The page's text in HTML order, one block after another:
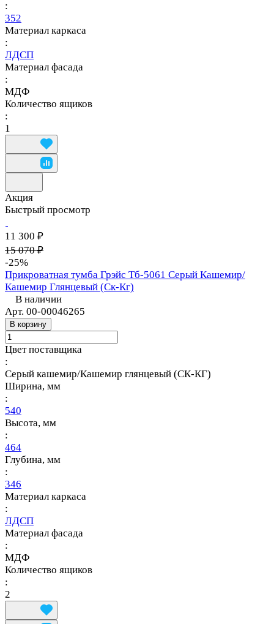
:
352
Материал каркаса
:
ЛДСП
Материал фасада
:
МДФ
Количество ящиков
:
1
Акция
Быстрый просмотр
11 300 ₽
15 070 ₽
-25%
Прикроватная тумба Грэйс Тб-5061 Серый Кашемир/
Кашемир Глянцевый (Ск-Кг)
В наличии
Арт. 00-00046265
В корзину
Цвет поставщика
:
Серый кашемир/Кашемир глянцевый (СК-КГ)
Ширина, мм
:
540
Высота, мм
:
464
Глубина, мм
:
346
Материал каркаса
:
ЛДСП
Материал фасада
:
МДФ
Количество ящиков
:
2